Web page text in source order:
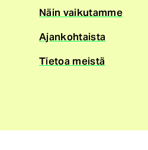
Näin vaikutamme
Ajankohtaista
Tietoa meistä